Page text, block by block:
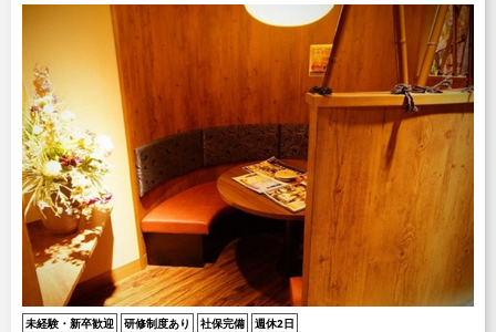
未経験・新卒歓迎 研修制度あり 社保完備 週休2日